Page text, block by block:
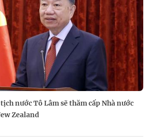
nước Tô Lâm sẽ thăm cấp Nhà nước
Zealand